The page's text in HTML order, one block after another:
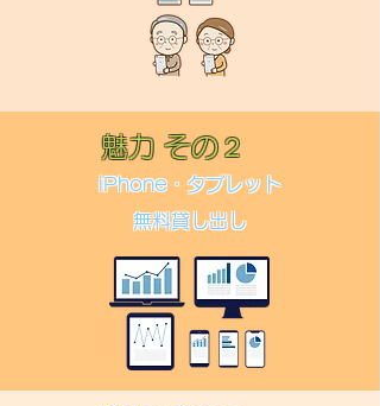
魅力 その２
​iPhone・タブレット
無料貸し出し